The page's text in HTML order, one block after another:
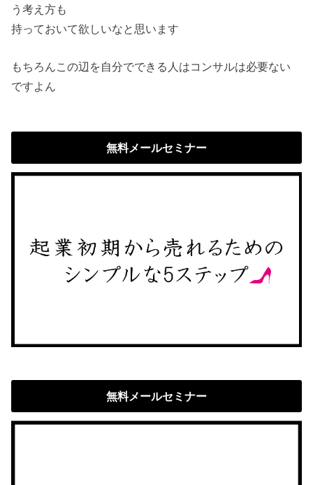
う考え方も
持っておいて欲しいなと思います
もちろんこの辺を自分でできる人はコンサルは必要ない
ですよん
無料メールセミナー
無料メールセミナー